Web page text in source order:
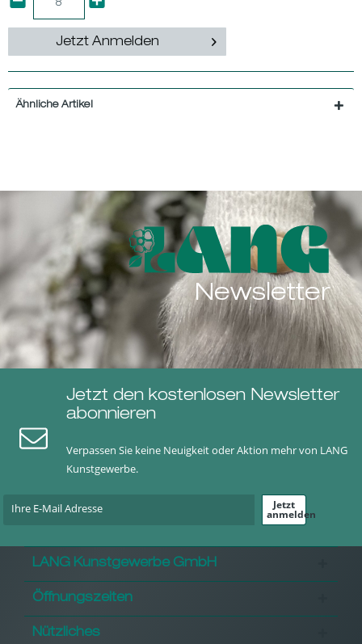
Jetzt Anmelden
Ähnliche Artikel
Newsletter
Jetzt den kostenlosen Newsletter
abonnieren
Verpassen Sie keine Neuigkeit oder Aktion mehr von LANG
Kunstgewerbe.
Jetzt
anmelden
LANG Kunstgewerbe GmbH
Öffnungszeiten
Nützliches